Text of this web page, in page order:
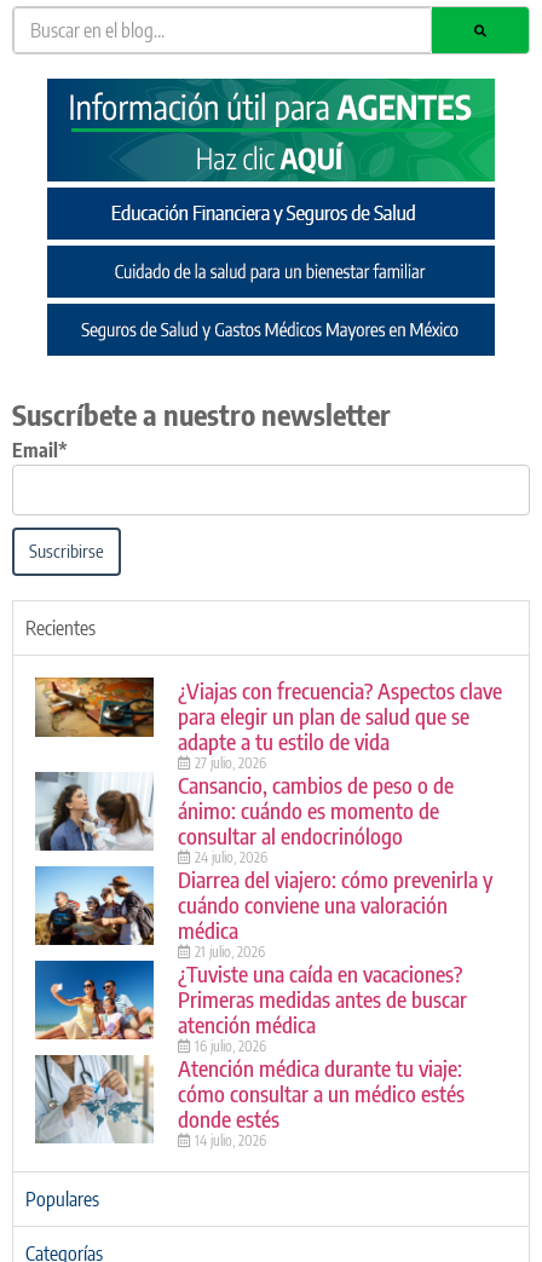
Suscríbete a nuestro newsletter
Email*
Suscribirse
Recientes
¿Viajas con frecuencia? Aspectos clave
para elegir un plan de salud que se
adapte a tu estilo de vida
27 julio, 2026
Cansancio, cambios de peso o de
ánimo: cuándo es momento de
consultar al endocrinólogo
24 julio, 2026
Diarrea del viajero: cómo prevenirla y
cuándo conviene una valoración
médica
21 julio, 2026
¿Tuviste una caída en vacaciones?
Primeras medidas antes de buscar
atención médica
16 julio, 2026
Atención médica durante tu viaje:
cómo consultar a un médico estés
donde estés
14 julio, 2026
Populares
Categorías